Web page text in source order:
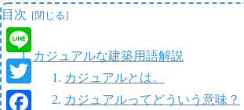
目次
カジュアルな建築用語解説
カジュアルとは。
カジュアルってどういう意味？
Line
Twitter